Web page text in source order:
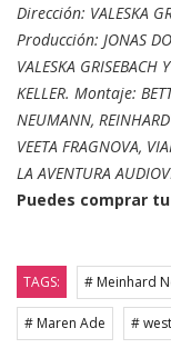
Dirección: VALESKA
Producción: JONAS
VALESKA
KELLER. Montaje:
NEUMANN,
VEETA FRAGNOVA,
LA AVENTURA
Puedes comprar
TAGS: # Meinhard
# Maren Ade #